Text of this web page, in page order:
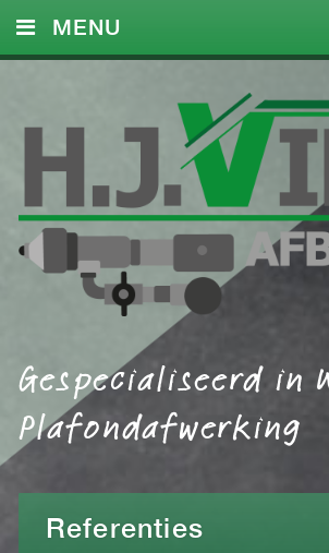
Gespecialiseerd in
Plafondafwerking
MENU
DIENSTEN
REFERENTIES
CONTACT
Referenties